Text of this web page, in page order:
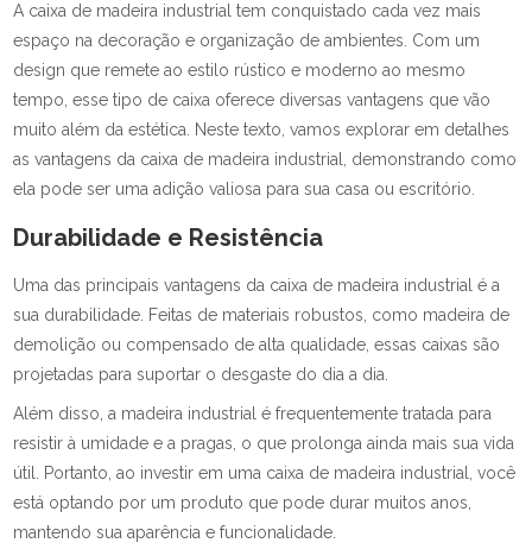
A caixa de madeira industrial tem conquistado cada vez mais
espaço na decoração e organização de ambientes. Com um
design que remete ao estilo rústico e moderno ao mesmo
tempo, esse tipo de caixa oferece diversas vantagens que vão
muito além da estética. Neste texto, vamos explorar em detalhes
as vantagens da caixa de madeira industrial, demonstrando como
ela pode ser uma adição valiosa para sua casa ou escritório.
Durabilidade e Resistência
Uma das principais vantagens da caixa de madeira industrial é a
sua durabilidade. Feitas de materiais robustos, como madeira de
demolição ou compensado de alta qualidade, essas caixas são
projetadas para suportar o desgaste do dia a dia.
Além disso, a madeira industrial é frequentemente tratada para
resistir à umidade e a pragas, o que prolonga ainda mais sua vida
útil. Portanto, ao investir em uma caixa de madeira industrial, você
está optando por um produto que pode durar muitos anos,
mantendo sua aparência e funcionalidade.